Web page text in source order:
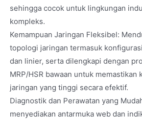
sehingga cocok untuk lingkungan
kompleks.
Kemampuan Jaringan Fleksibel:
topologi jaringan termasuk
dan linier, serta dilengkapi dengan
MRP/HSR bawaan untuk memastikan
jaringan yang tinggi secara efektif.
Diagnostik dan Perawatan yang
menyediakan antarmuka web dan